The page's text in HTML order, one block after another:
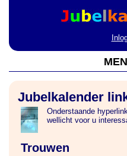
Jubelkalender
Onderstaande
wellicht voor u
Trouwen